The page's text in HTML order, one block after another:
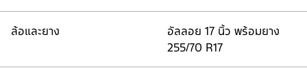
ล้อและยาง
อัลลอย 17 นิ้ว พร้อมยาง
255/70 R17